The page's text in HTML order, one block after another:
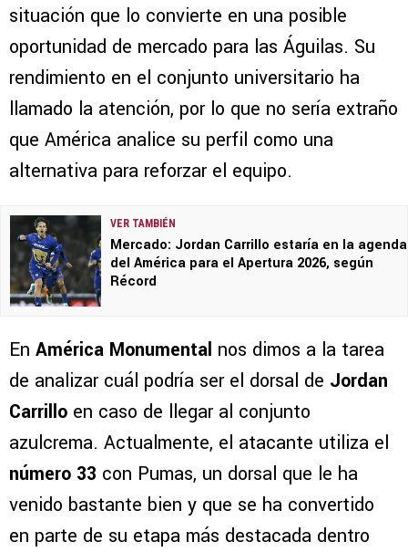
situación que lo convierte en una posible
oportunidad de mercado para las Águilas. Su
rendimiento en el conjunto universitario ha
llamado la atención, por lo que no sería extraño
que América analice su perfil como una
alternativa para reforzar el equipo.
VER TAMBIÉN
Mercado: Jordan Carrillo estaría en la agenda
del América para el Apertura 2026, según
Récord
En América Monumental nos dimos a la tarea
de analizar cuál podría ser el dorsal de Jordan
Carrillo en caso de llegar al conjunto
azulcrema. Actualmente, el atacante utiliza el
número 33 con Pumas, un dorsal que le ha
venido bastante bien y que se ha convertido
en parte de su etapa más destacada dentro